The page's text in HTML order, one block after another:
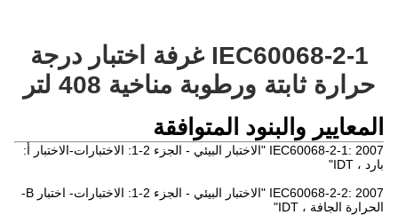
IEC60068-2-1 غرفة اختبار درجة
حرارة ثابتة ورطوبة مناخية 408 لتر
المعايير والبنود المتوافقة
IEC60068-2-1: 2007 "الاختبار البيئي - الجزء 2-1: الاختبارات-الاختبار أ:
بارد ، IDT"
IEC60068-2-2: 2007 "الاختبار البيئي - الجزء 2-1: الاختبارات- اختبار B-
الحرارة الجافة ، IDT"